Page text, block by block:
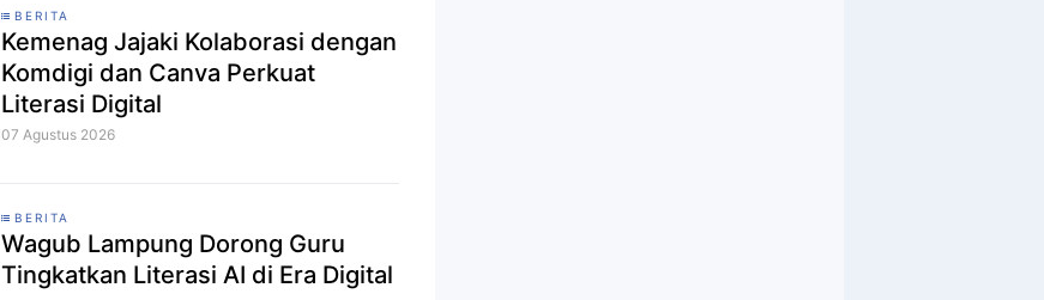
BERITA
Kemenag Jajaki Kolaborasi dengan
Komdigi dan Canva Perkuat
Literasi Digital
07 Agustus 2026
BERITA
Wagub Lampung Dorong Guru
Tingkatkan Literasi AI di Era Digital